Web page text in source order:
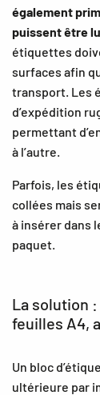
également
puissent être
étiquettes
surfaces afin
transport. Les
d’expédition
permettant
à l’autre.
Parfois, les
collées mais
à insérer dans
paquet.
La solution
feuilles A4,
Un bloc
ultérieure par